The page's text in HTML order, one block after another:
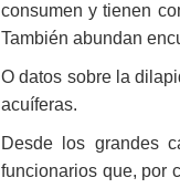
consumen y tienen
También abundan
O datos sobre la
acuíferas.
Desde los grandes
funcionarios que, por